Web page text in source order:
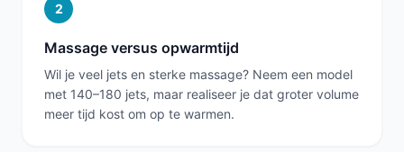
2
Massage versus opwarmtijd
Wil je veel jets en sterke massage? Neem een model
met 140–180 jets, maar realiseer je dat groter volume
meer tijd kost om op te warmen.